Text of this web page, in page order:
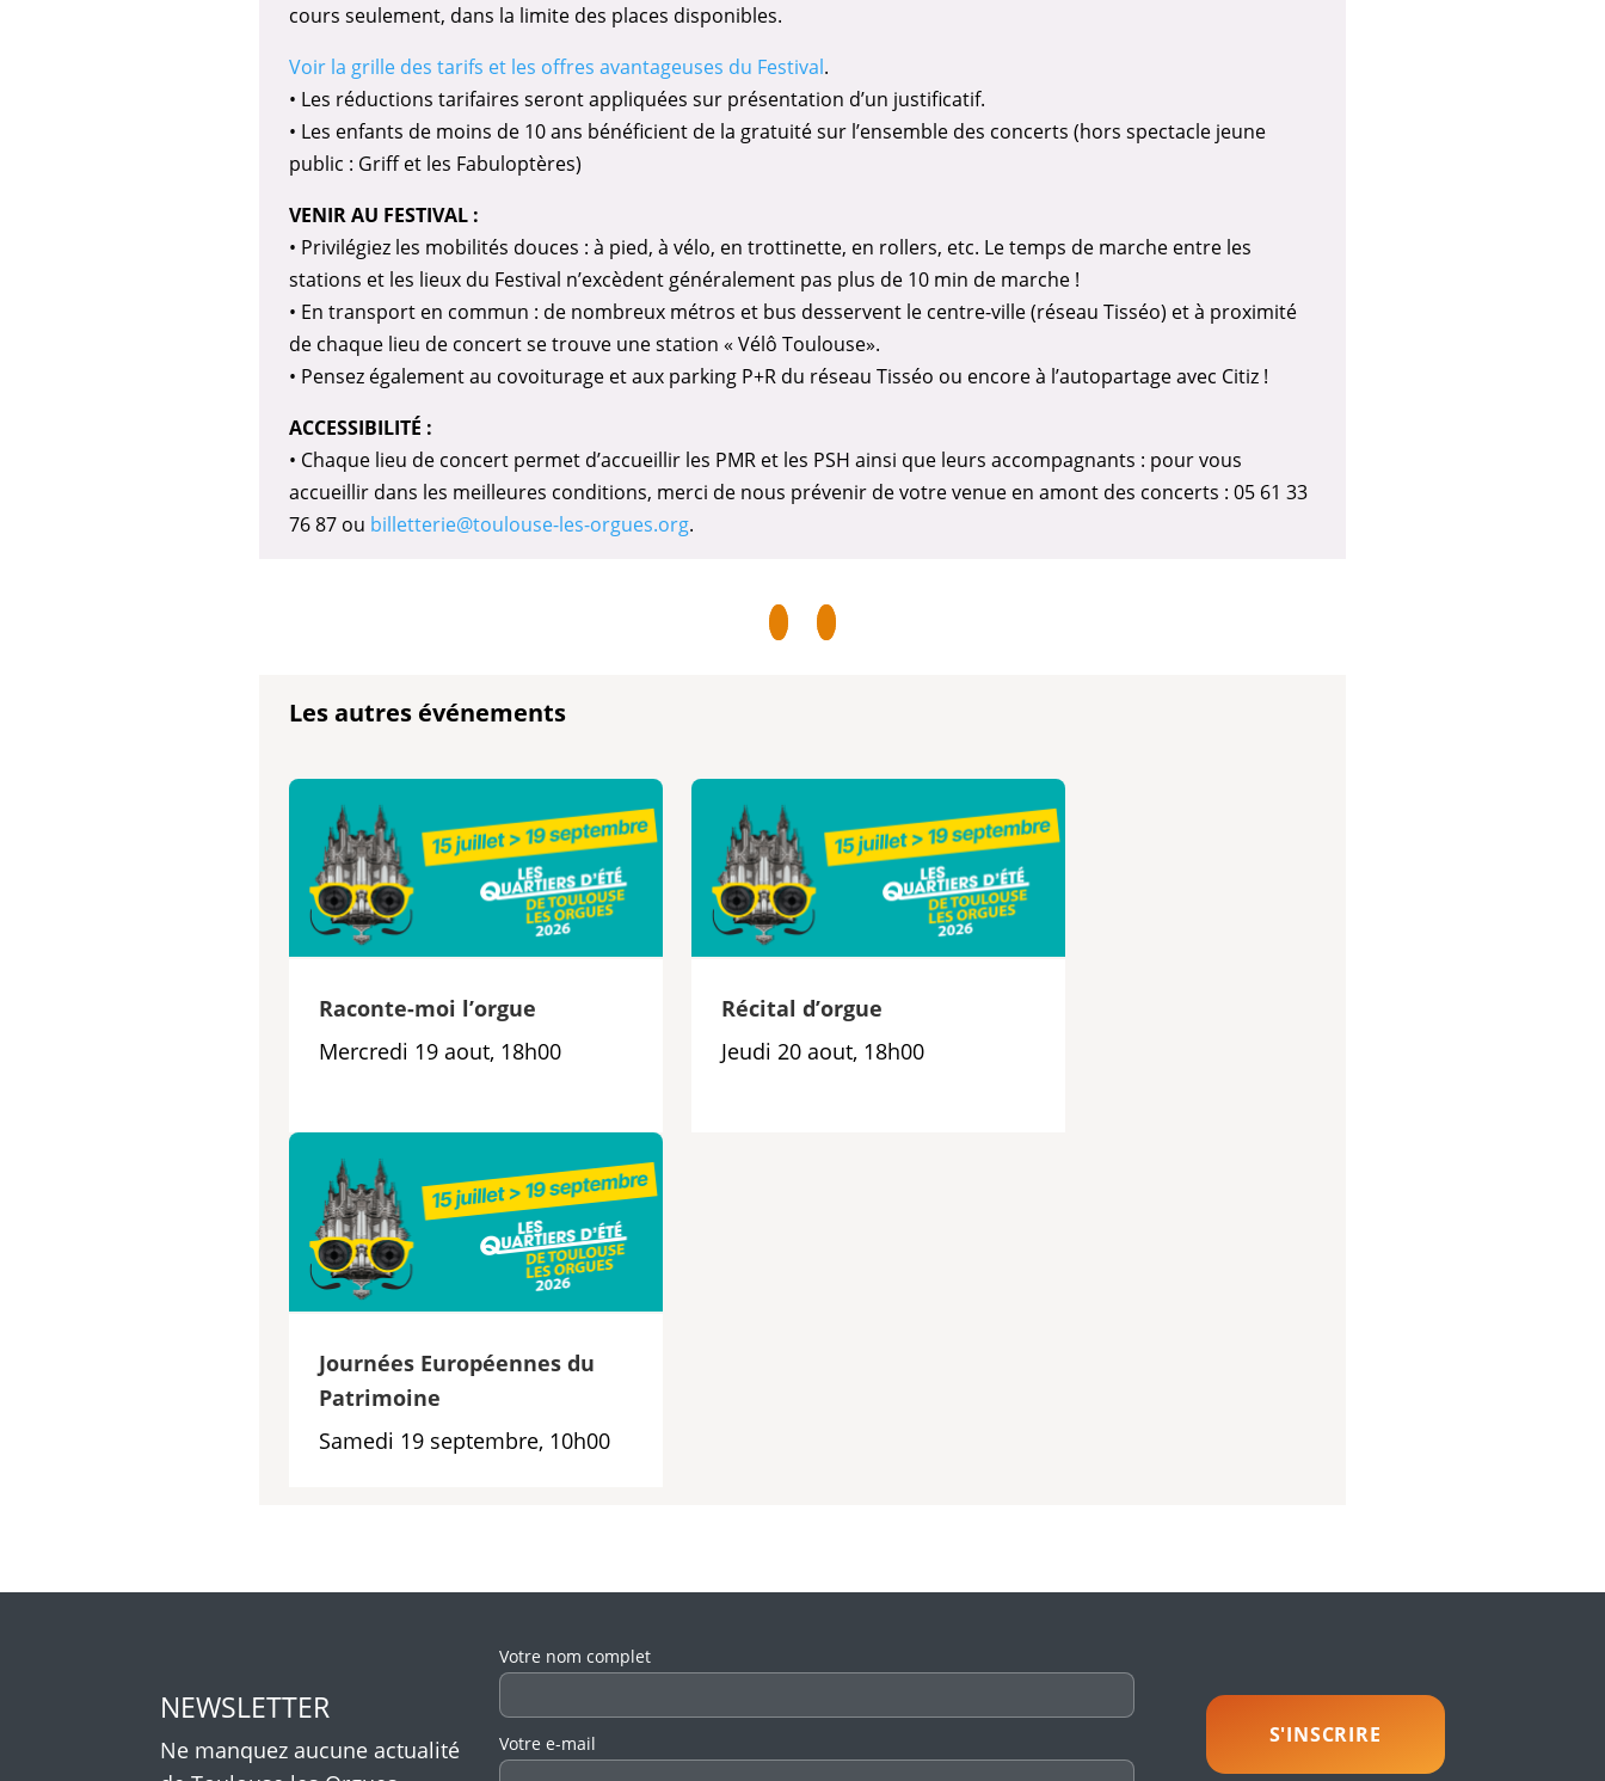
cours seulement, dans la limite des places disponibles.
Voir la grille des tarifs et les offres avantageuses du Festival.
• Les réductions tarifaires seront appliquées sur présentation d’un justificatif.
• Les enfants de moins de 10 ans bénéficient de la gratuité sur l’ensemble des concerts (hors spectacle jeune
public : Griff et les Fabuloptères)
VENIR AU FESTIVAL :
• Privilégiez les mobilités douces : à pied, à vélo, en trottinette, en rollers, etc. Le temps de marche entre les
stations et les lieux du Festival n’excèdent généralement pas plus de 10 min de marche !
• En transport en commun : de nombreux métros et bus desservent le centre-ville (réseau Tisséo) et à proximité
de chaque lieu de concert se trouve une station « Vélô Toulouse».
• Pensez également au covoiturage et aux parking P+R du réseau Tisséo ou encore à l’autopartage avec Citiz !
ACCESSIBILITÉ :
• Chaque lieu de concert permet d’accueillir les PMR et les PSH ainsi que leurs accompagnants : pour vous
accueillir dans les meilleures conditions, merci de nous prévenir de votre venue en amont des concerts : 05 61 33
76 87 ou billetterie@toulouse-les-orgues.org.
Les autres événements
Raconte-moi l’orgue
Mercredi 19 aout, 18h00
Récital d’orgue
Jeudi 20 aout, 18h00
Journées Européennes du
Patrimoine
Samedi 19 septembre, 10h00
NEWSLETTER
Ne manquez aucune actualité
Veuillez laisser ce champ vide.
Votre nom complet
Votre e-mail